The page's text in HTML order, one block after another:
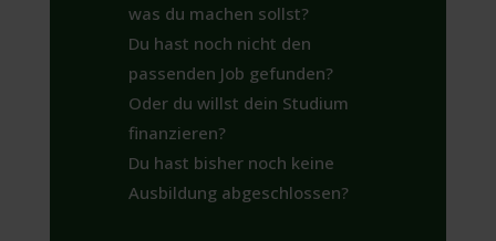
was du machen sollst?
Du hast noch nicht den
passenden Job gefunden?
Oder du willst dein Studium
finanzieren?
Du hast bisher noch keine
Ausbildung abgeschlossen?